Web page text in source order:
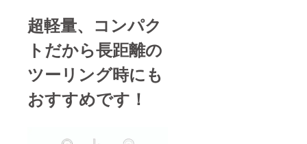
超軽量、コンパク
トだから長距離の
ツーリング時にも
おすすめです！